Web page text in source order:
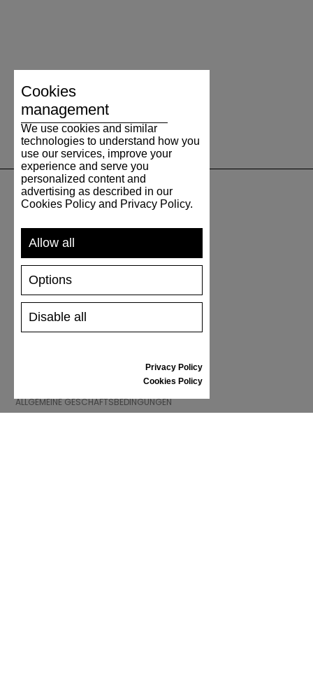
VERSAND UND ZAHLUNG
RÜCKSENDUNG
GRÖSSENTABELLE
SCHUHPFLEGE
GESCHENKGUTSCHEIN
REZENSIONEN
ALLGEMEINE GESCHÄFTSBEDINGUNGEN
Cookies
management
We use cookies and similar
technologies to understand how you
use our services, improve your
experience and serve you
personalized content and
advertising as described in our
Cookies Policy and Privacy Policy.
Allow all
Disable all
Options
Privacy Policy
Cookies Policy